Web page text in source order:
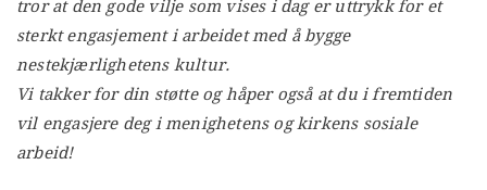
tror at den gode vilje som vises i dag er uttrykk for et
sterkt engasjement i arbeidet med å bygge
nestekjærlighetens kultur.
Vi takker for din støtte og håper også at du i fremtiden
vil engasjere deg i menighetens og kirkens sosiale
arbeid!